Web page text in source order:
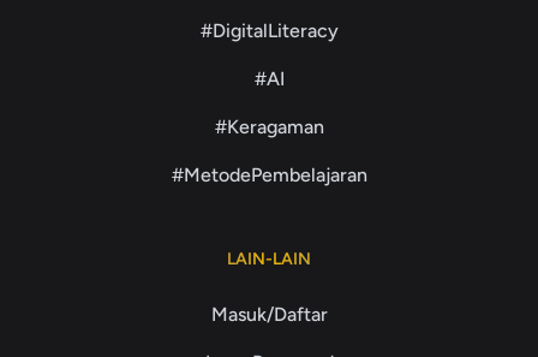
#DigitalLiteracy
#AI
#Keragaman
#MetodePembelajaran
LAIN-LAIN
Masuk/Daftar